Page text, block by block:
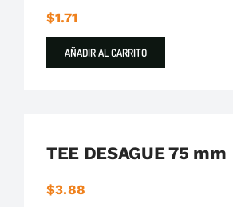
$1.71
AÑADIR AL CARRITO
TEE DESAGUE 75 mm
$3.88